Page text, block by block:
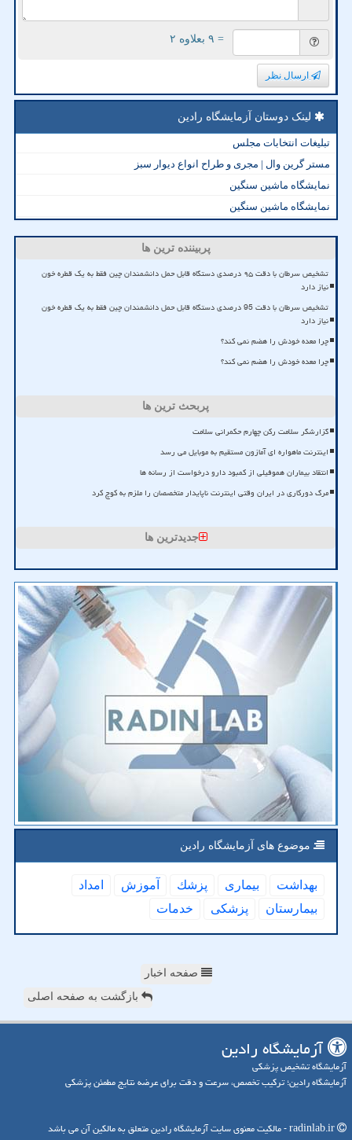
= ۹ بعلاوه ۲
ارسال نظر
لینک دوستان آزمایشگاه رادین
تبلیغات انتخابات مجلس
مستر گرین وال | مجری و طراح انواع دیوار سبز
نمایشگاه ماشین سنگین
نمایشگاه ماشین سنگین
پربیننده ترین ها
تشخیص سرطان با دقت ۹۵ درصدی دستگاه قابل حمل دانشمندان چین فقط به یک قطره خون
نیاز دارد
تشخیص سرطان با دقت 95 درصدی دستگاه قابل حمل دانشمندان چین فقط به یک قطره خون
نیاز دارد
چرا معده خودش را هضم نمی کند؟
چرا معده خودش را هضم نمی کند؟
پربحث ترین ها
گزارشگر سلامت رکن چهارم حکمرانی سلامت
اینترنت ماهواره ای آمازون مستقیم به موبایل می رسد
انتقاد بیماران هموفیلی از کمبود دارو درخواست از رسانه ها
مرگ دورکاری در ایران وقتی اینترنت ناپایدار متخصصان را ملزم به کوچ کرد
جدیدترین ها
موضوع های آزمایشگاه رادین
بهداشت بیماری پزشك آموزش
امداد
بیمارستان
پزشكی خدمات
صفحه اخبار
بازگشت به صفحه اصلی
آزمایشگاه رادین
آزمایشگاه تشخیص پزشکی
آزمایشگاه رادین؛ ترکیب تخصص، سرعت و دقت برای عرضه نتایج مطمئن پزشکی